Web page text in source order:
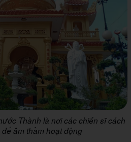
Thành là nơi các chiến sĩ cách
âm thầm hoạt động